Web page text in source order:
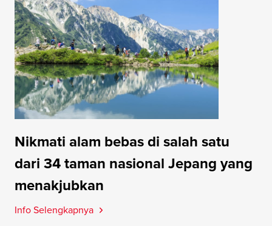
Nikmati alam bebas di salah satu
dari 34 taman nasional Jepang yang
menakjubkan
Info Selengkapnya